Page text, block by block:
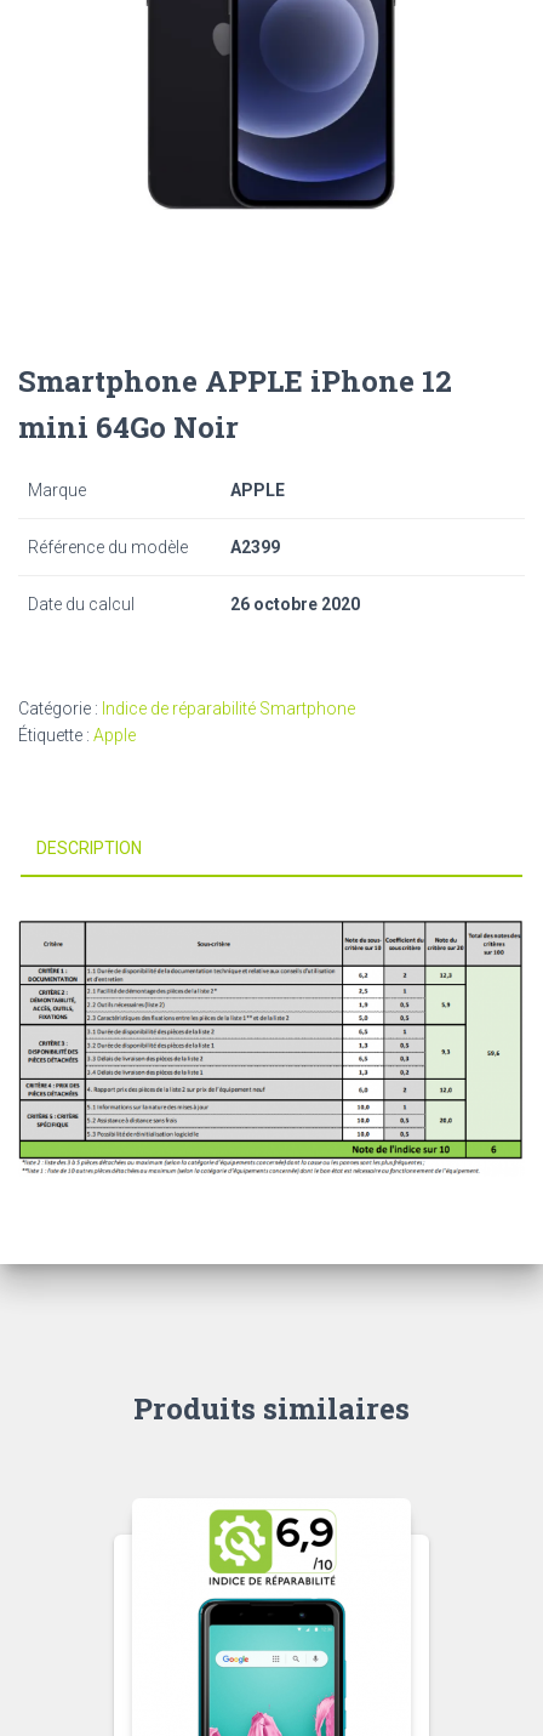
Smartphone APPLE iPhone 12
mini 64Go Noir
Marque APPLE
Référence du modèle A2399
Date du calcul 26 octobre 2020
Catégorie : Indice de réparabilité Smartphone
Étiquette : Apple
DESCRIPTION
Produits similaires